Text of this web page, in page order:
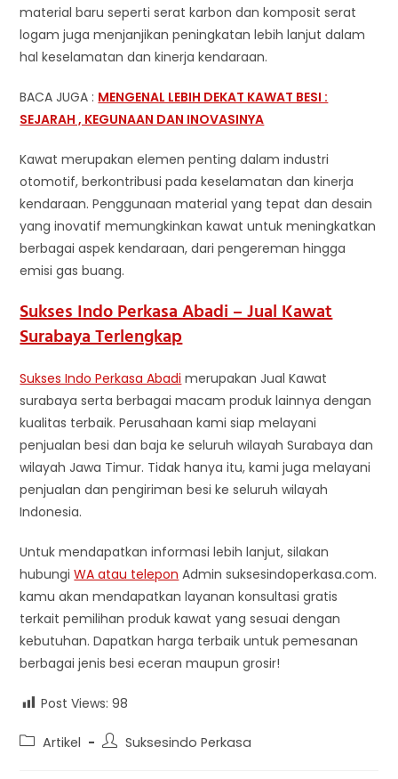
material baru seperti serat karbon dan komposit serat
logam juga menjanjikan peningkatan lebih lanjut dalam
hal keselamatan dan kinerja kendaraan.
BACA JUGA : MENGENAL LEBIH DEKAT KAWAT BESI :
SEJARAH , KEGUNAAN DAN INOVASINYA
Kawat merupakan elemen penting dalam industri
otomotif, berkontribusi pada keselamatan dan kinerja
kendaraan. Penggunaan material yang tepat dan desain
yang inovatif memungkinkan kawat untuk meningkatkan
berbagai aspek kendaraan, dari pengereman hingga
emisi gas buang.
Sukses Indo Perkasa Abadi – Jual Kawat
Surabaya Terlengkap
Sukses Indo Perkasa Abadi merupakan Jual Kawat
surabaya serta berbagai macam produk lainnya dengan
kualitas terbaik. Perusahaan kami siap melayani
penjualan besi dan baja ke seluruh wilayah Surabaya dan
wilayah Jawa Timur. Tidak hanya itu, kami juga melayani
penjualan dan pengiriman besi ke seluruh wilayah
Indonesia.
Untuk mendapatkan informasi lebih lanjut, silakan
hubungiWA atau telepon Admin suksesindoperkasa.com.
kamu akan mendapatkan layanan konsultasi gratis
terkait pemilihan produk kawat yang sesuai dengan
kebutuhan. Dapatkan harga terbaik untuk pemesanan
berbagai jenis besi eceran maupun grosir!
Post Views: 98
PostArtikel
PostSuksesindo Perkasa